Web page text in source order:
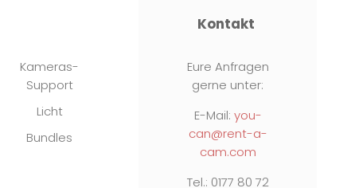
Kameras-
Support
Licht
Bundles
Kontakt
Eure Anfragen
gerne unter:
E-Mail: you-
can@rent-a-
cam.com
Tel.: 0177 80 72